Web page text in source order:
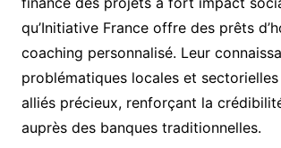
qu’Initiative France offre des prêts
coaching personnalisé. Leur
problématiques locales et
alliés précieux, renforçant la
auprès des banques traditionnelles.